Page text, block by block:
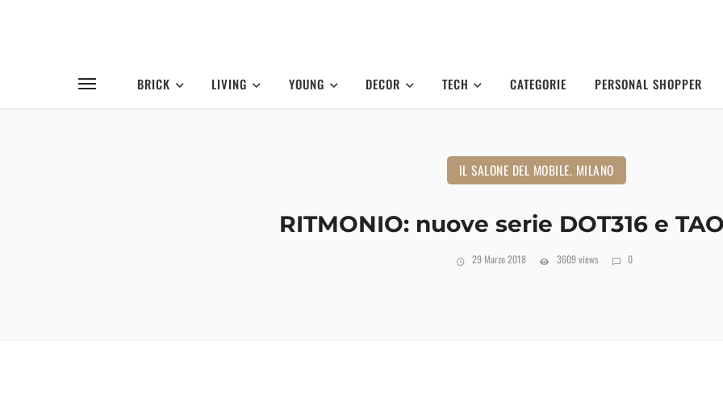
BRICK LIVING YOUNG DECOR TECH CATEGORIE PERSONAL SHOPPER
IL SALONE DEL MOBILE. MILANO
RITMONIO: nuove serie DOT316 e
29 Marzo 2018 3609 views 0